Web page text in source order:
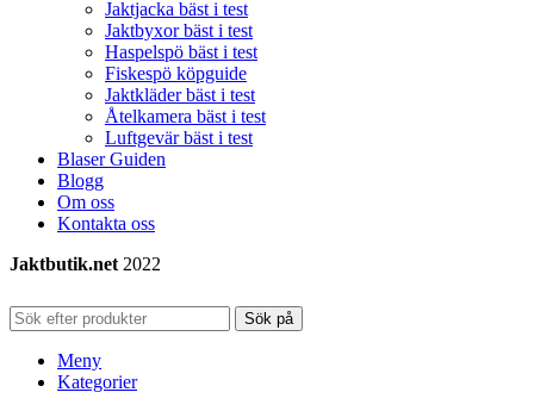
Jaktjacka bäst i test
Jaktbyxor bäst i test
Haspelspö bäst i test
Fiskespö köpguide
Jaktkläder bäst i test
Åtelkamera bäst i test
Luftgevär bäst i test
Blaser Guiden
Blogg
Om oss
Kontakta oss
Jaktbutik.net 2022
Sök på
Meny
Kategorier